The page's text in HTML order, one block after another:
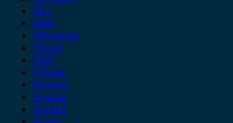
MG
Mini
Mitsubishi
Nissan
Opel
Omoda
Peugeot
Porsche
Renault